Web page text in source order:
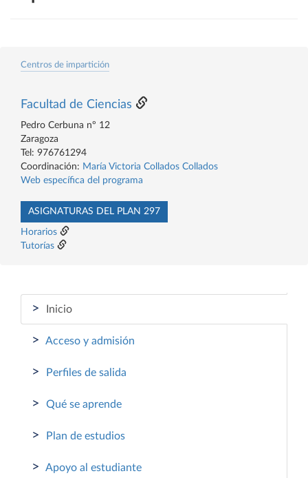
Centros de impartición
Facultad de Ciencias
Pedro Cerbuna nº 12
Zaragoza
Tel: 976761294
Coordinación: María Victoria Collados Collados
Web específica del programa
ASIGNATURAS DEL PLAN 297
Horarios
Tutorías
> Inicio
> Acceso y admisión
> Perfiles de salida
> Qué se aprende
> Plan de estudios
> Apoyo al estudiante